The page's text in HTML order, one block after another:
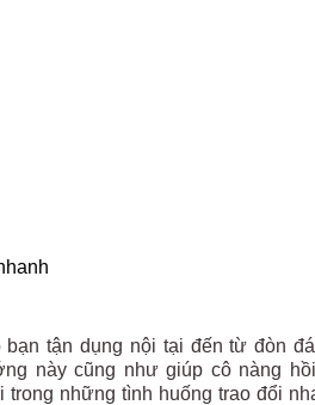
bạn tận dụng nội tại đến từ đòn
này cũng như giúp cô nàng
trong những tình huống trao đổi